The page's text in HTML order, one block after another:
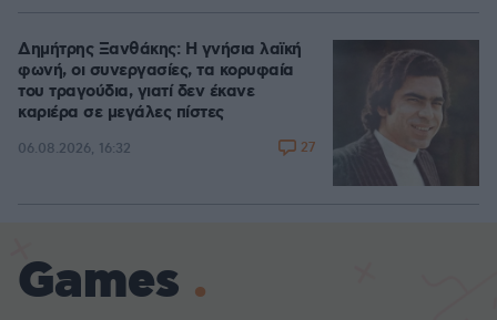
Δημήτρης Ξανθάκης: Η γνήσια λαϊκή
φωνή, οι συνεργασίες, τα κορυφαία
του τραγούδια, γιατί δεν έκανε
καριέρα σε μεγάλες πίστες
06.08.2026, 16:32 27
Games